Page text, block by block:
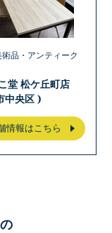
品・アンティーク
堂 松ケ丘町店
中央区 )
情報はこちら
の